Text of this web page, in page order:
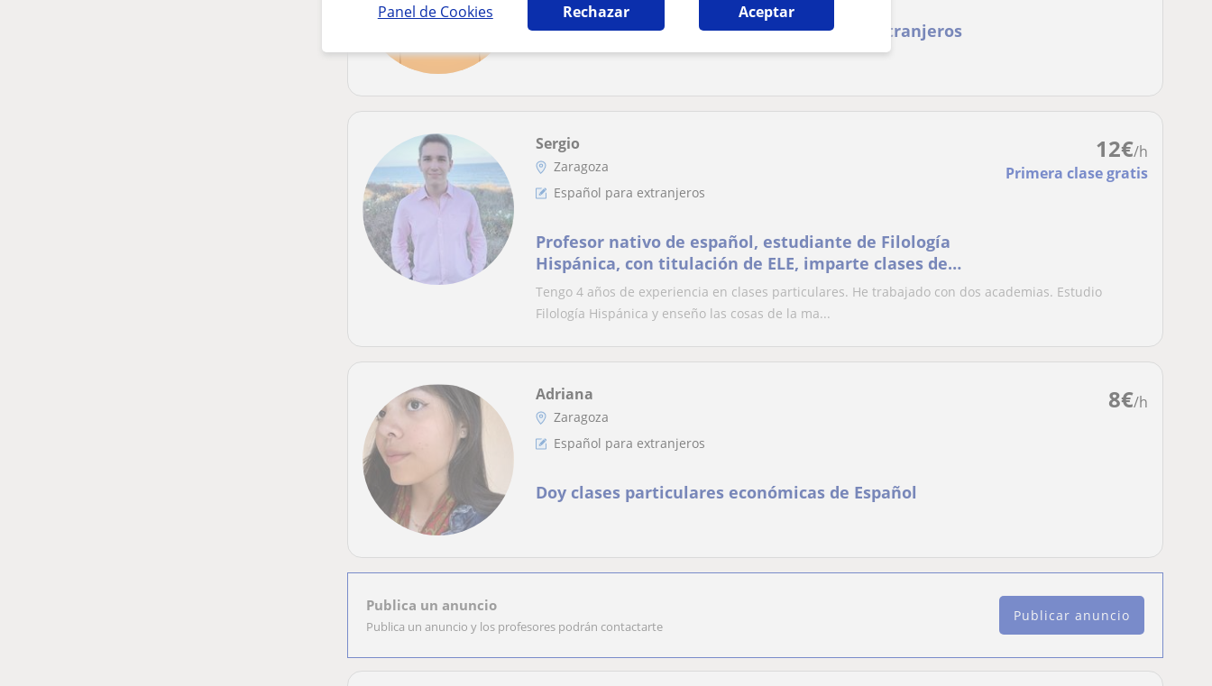
Panel de Cookies Rechazar Aceptar
Profesor de español imparte clases para extranjeros
12€/h
Primera clase gratis
Sergio
Zaragoza
Español para extranjeros
Profesor nativo de español, estudiante de Filología
Hispánica, con titulación de ELE, imparte clases de
español y lengua castellana
Tengo 4 años de experiencia en clases particulares. He trabajado con dos academias. Estudio
Filología Hispánica y enseño las cosas de la ma...
8€/h
Adriana
Zaragoza
Español para extranjeros
Doy clases particulares económicas de Español
Publica un anuncio
Publica un anuncio y los profesores podrán contactarte
Publicar anuncio